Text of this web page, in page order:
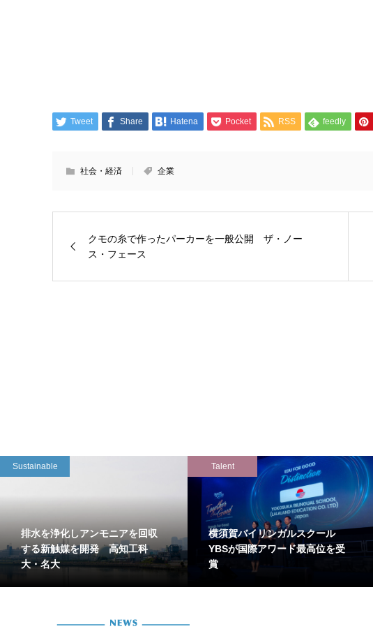
Tweet Share Hatena Pocket RSS feedly
社会・経済 企業
クモの糸で作ったパーカーを一般公開 ザ・ノー
ス・フェース
Sustainable
排水を浄化しアンモニアを回収
する新触媒を開発 高知工科
大・名大
Talent
横須賀バイリンガルスクール
YBSが国際アワード最高位を受
賞